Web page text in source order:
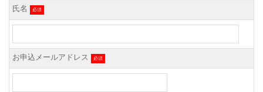
氏名 必須
お申込メールアドレス 必須